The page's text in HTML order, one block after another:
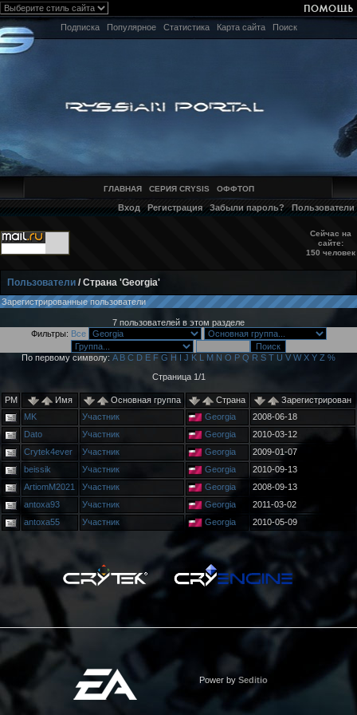
Подписка Популярное Статистика Карта сайта Поиск
ГЛАВНАЯ СЕРИЯ CRYSIS ОФФТОП
Вход Регистрация Забыли пароль? Пользователи
Сейчас на
сайте:
150 человек
Пользователи / Страна 'Georgia'
Зарегистрированные пользователи
7 пользователей в этом разделе
Фильтры: Все
По первому символу: A B C D E F G H I J K L M N O P Q R S T U V W X Y Z %
Страница 1/1
PM Имя Основная группа Страна
Зарегистрирован
MK
Участник Georgia
2008-06-18
Dato
Участник Georgia
2010-03-12
Crytek4ever
Участник Georgia
2009-01-07
beissik
Участник Georgia
2010-09-13
ArtiomM2021
Участник Georgia
2008-09-13
antoxa93
Участник Georgia
2011-03-02
antoxa55
Участник Georgia 2010-05-09
Power by Seditio